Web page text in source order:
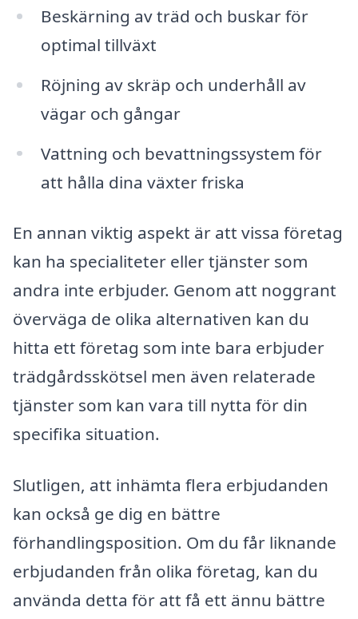
Beskärning av träd och buskar för
optimal tillväxt
Röjning av skräp och underhåll av
vägar och gångar
Vattning och bevattningssystem för
att hålla dina växter friska
En annan viktig aspekt är att vissa företag
kan ha specialiteter eller tjänster som
andra inte erbjuder. Genom att noggrant
överväga de olika alternativen kan du
hitta ett företag som inte bara erbjuder
trädgårdsskötsel men även relaterade
tjänster som kan vara till nytta för din
specifika situation.
Slutligen, att inhämta flera erbjudanden
kan också ge dig en bättre
förhandlingsposition. Om du får liknande
erbjudanden från olika företag, kan du
använda detta för att få ett ännu bättre